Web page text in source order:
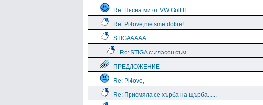
Re: Писна ми от VW Golf II...
Re: Pi4ove,nie sme dobre!
STIGAAAAA
Re: STIGA съгласен съм
ПРЕДЛОЖЕНИЕ
Re: Pi4ove,
Re: Присмяла се хърба на щърба......